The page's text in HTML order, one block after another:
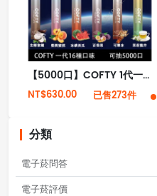
【5000口】COFTY 1代一次性拋棄式電子菸 16種口味 （現貨秒發）
NT$630.00 已售273件
分類
電子菸問答
電子菸評價